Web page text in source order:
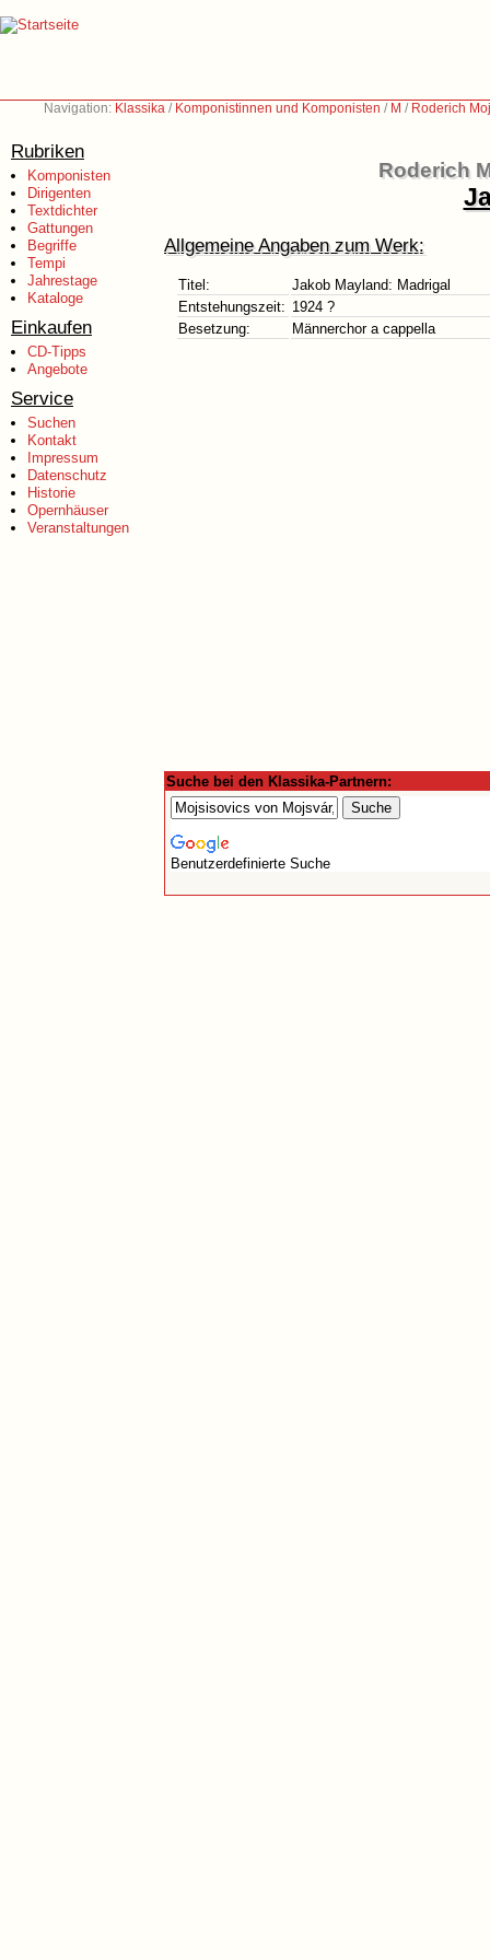
Navigation: Klassika / Komponistinnen und Komponisten / M / Roderich
Rubriken
Komponisten
Dirigenten
Textdichter
Gattungen
Begriffe
Tempi
Jahrestage
Kataloge
Einkaufen
CD-Tipps
Angebote
Service
Suchen
Kontakt
Impressum
Datenschutz
Historie
Opernhäuser
Veranstaltungen
Roderich
Allgemeine Angaben zum Werk:
Titel:
Jakob Mayland: Madrigal
Entstehungszeit: 1924 ?
Besetzung:
Männerchor a cappella
Suche bei den Klassika-Partnern:
Benutzerdefinierte Suche